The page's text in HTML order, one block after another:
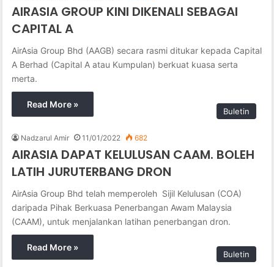
AIRASIA GROUP KINI DIKENALI SEBAGAI
CAPITAL A
AirAsia Group Bhd (AAGB) secara rasmi ditukar kepada Capital
A Berhad (Capital A atau Kumpulan) berkuat kuasa serta
merta.
Read More »
Buletin
Nadzarul Amir 11/01/2022 682
AIRASIA DAPAT KELULUSAN CAAM. BOLEH
LATIH JURUTERBANG DRON
AirAsia Group Bhd telah memperoleh Sijil Kelulusan (COA)
daripada Pihak Berkuasa Penerbangan Awam Malaysia
(CAAM), untuk menjalankan latihan penerbangan dron.
Read More »
Buletin